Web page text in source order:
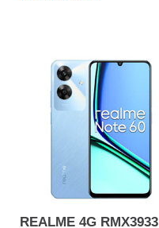
REALME 4G RMX3933